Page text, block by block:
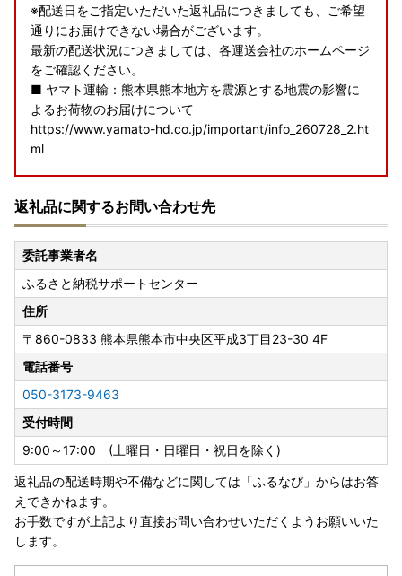
※配送日をご指定いただいた返礼品につきましても、ご希望
通りにお届けできない場合がございます。
最新の配送状況につきましては、各運送会社のホームページ
をご確認ください。
■ ヤマト運輸：熊本県熊本地方を震源とする地震の影響に
よるお荷物のお届けについて
https://www.yamato-hd.co.jp/important/info_260728_2.ht
ml
https://www2.sagawa-exp.co.jp/information/detail/406/
■ 日本郵便（ゆうパック）：熊本県熊本地方を震源とする
地震の影響について
https://www.post.japanpost.jp/newsrelease/pressrelease/
9879629480.html
寄附者の皆様にはご不便、ご迷惑をおかけし誠に申し訳ござ
いませんが、何卒ご理解賜りますようお願い申し上げます。
返礼品に関するお問い合わせ先
委託事業者名
ふるさと納税サポートセンター
住所
〒860-0833 熊本県熊本市中央区平成3丁目23-30 4F
電話番号
050-3173-9463
受付時間
9:00～17:00 (土曜日・日曜日・祝日を除く)
返礼品の配送時期や不備などに関しては「ふるなび」からはお答
えできかねます。
お手数ですが上記より直接お問い合わせいただくようお願いいた
します。